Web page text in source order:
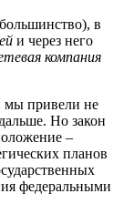
в
и через него
компания
мы привели не
Но закон
–
планов
федеральными